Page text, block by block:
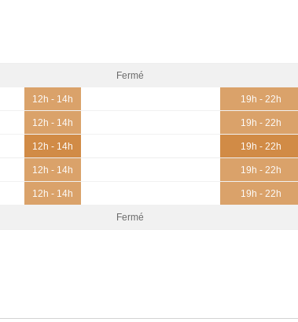
Fermé
12h - 14h 19h - 22h
12h - 14h 19h - 22h
12h - 14h 19h - 22h
12h - 14h 19h - 22h
12h - 14h 19h - 22h
Fermé